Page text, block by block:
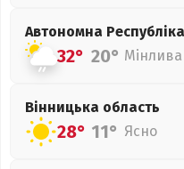
Автономна
32° 20°
Вінницька область
28° 11° Ясно